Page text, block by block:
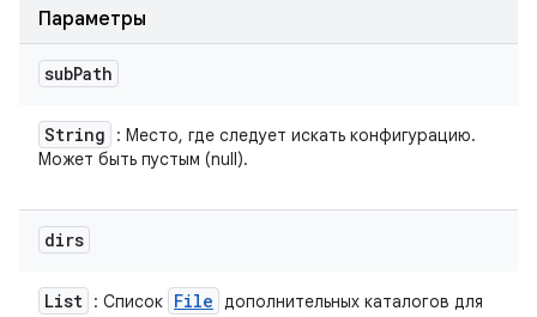
Параметры
subPath
String
: Место, где следует искать конфигурацию.
Может быть пустым (null).
dirs
List : Список File дополнительных каталогов для